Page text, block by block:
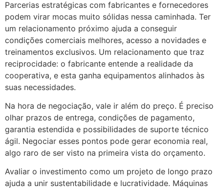
Parcerias estratégicas com fabricantes e fornecedores
podem virar mocas muito sólidas nessa caminhada. Ter
um relacionamento próximo ajuda a conseguir
condições comerciais melhores, acesso a novidades e
treinamentos exclusivos. Um relacionamento que traz
reciprocidade: o fabricante entende a realidade da
cooperativa, e esta ganha equipamentos alinhados às
suas necessidades.
Na hora de negociação, vale ir além do preço. É preciso
olhar prazos de entrega, condições de pagamento,
garantia estendida e possibilidades de suporte técnico
ágil. Negociar esses pontos pode gerar economia real,
algo raro de ser visto na primeira vista do orçamento.
Avaliar o investimento como um projeto de longo prazo
ajuda a unir sustentabilidade e lucratividade. Máquinas